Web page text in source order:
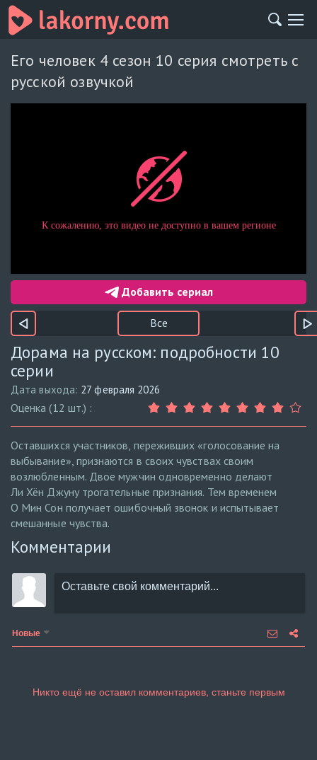
Его человек 4 сезон 10 серия смотреть с
русской озвучкой
Добавить сериал
Все
Дорама на русском: подробности 10
серии
Дата выхода: 27 февраля 2026
Оценка (12 шт.) :
Оставшихся участников, переживших «голосование на
выбывание», признаются в своих чувствах своим
возлюбленным. Двое мужчин одновременно делают
Ли Хён Джуну трогательные признания. Тем временем
О Мин Сон получает ошибочный звонок и испытывает
смешанные чувства.
Комментарии
Новые